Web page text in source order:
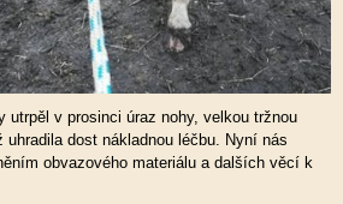
utrpěl v prosinci úraz nohy, velkou tržnou
uhradila dost nákladnou léčbu. Nyní nás
obvazového materiálu a dalších věcí k